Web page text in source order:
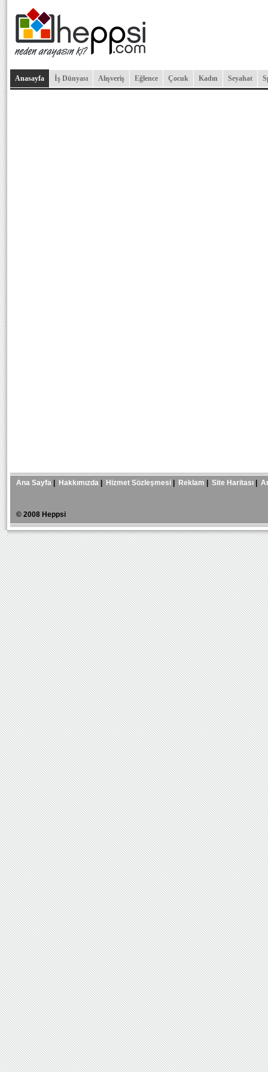
Anasayfa İş Dünyası Alışveriş Eğlence Çocuk Kadın Seyahat
Ana Sayfa Hakkımızda Hizmet Sözleşmesi Reklam Site Haritası
© 2008 Heppsi